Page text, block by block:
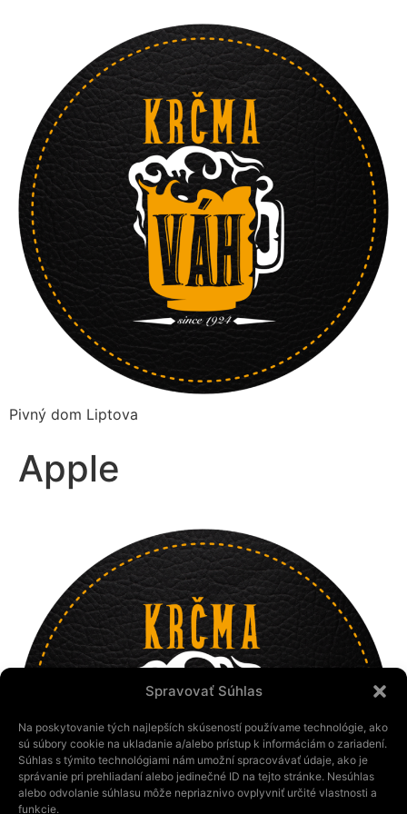
Spravovať Súhlas
Na poskytovanie tých najlepších skúseností používame technológie, ako
sú súbory cookie na ukladanie a/alebo prístup k informáciám o zariadení.
Súhlas s týmito technológiami nám umožní spracovávať údaje, ako je
správanie pri prehliadaní alebo jedinečné ID na tejto stránke. Nesúhlas
alebo odvolanie súhlasu môže nepriaznivo ovplyvniť určité vlastnosti a
funkcie.
Pivný dom Liptova
Apple